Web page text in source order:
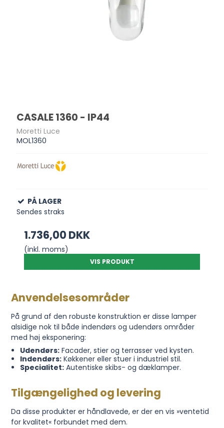
CASALE 1360 - IP44
Moretti Luce
MOL1360
PÅ LAGER
Sendes straks
1.736,00 DKK
(inkl. moms)
VIS PRODUKT
Anvendelsesområder
På grund af den robuste konstruktion er disse lamper
alsidige nok til både indendørs og udendørs områder
med høj eksponering:
Udendørs:Facader, stier og terrasser ved kysten.
Indendørs:Køkkener eller stuer i industriel stil.
Specialitet:Autentiske skibs- og dæklamper.
Tilgængelighed og levering
Da disse produkter er håndlavede, er der en vis »ventetid
for kvalitet« forbundet med dem.